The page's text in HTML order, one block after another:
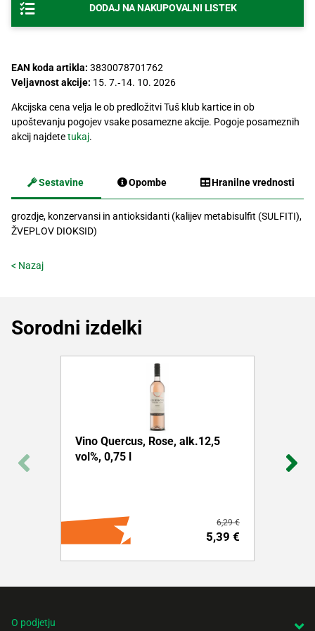
DODAJ NA NAKUPOVALNI LISTEK
EAN koda artikla: 3830078701762
Veljavnost akcije: 15. 7.‐14. 10. 2026
Akcijska cena velja le ob predložitvi Tuš klub kartice in ob
upoštevanju pogojev vsake posamezne akcije. Pogoje posameznih
akcij najdetetukaj.
Sestavine Opombe Hranilne vrednosti
grozdje, konzervansi in antioksidanti (kalijev metabisulfit (SULFITI),
ŽVEPLOV DIOKSID)
< Nazaj
Sorodni izdelki
Vino Quercus, Rose, alk.12,5
vol%, 0,75 l
5,39 €
6,29 €
O podjetju